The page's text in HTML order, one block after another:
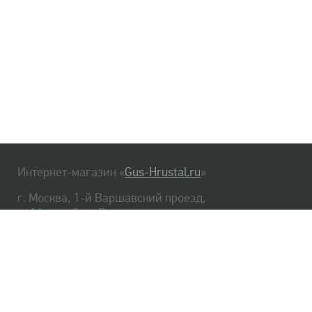
Интернет-магазин «Gus-Hrustal.ru»
г. Москва, 1-й Варшавский проезд,
д. 1А, стр. 3, м. Варшавская